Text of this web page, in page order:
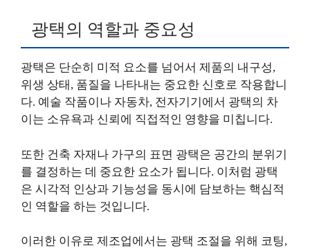
광택의 역할과 중요성
광택은 단순히 미적 요소를 넘어서 제품의 내구성,
위생 상태, 품질을 나타내는 중요한 신호로 작용합니
다. 예술 작품이나 자동차, 전자기기에서 광택의 차
이는 소유욕과 신뢰에 직접적인 영향을 미칩니다.
또한 건축 자재나 가구의 표면 광택은 공간의 분위기
를 결정하는 데 중요한 요소가 됩니다. 이처럼 광택
은 시각적 인상과 기능성을 동시에 담보하는 핵심적
인 역할을 하는 것입니다.
이러한 이유로 제조업에서는 광택 조절을 위해 코팅,